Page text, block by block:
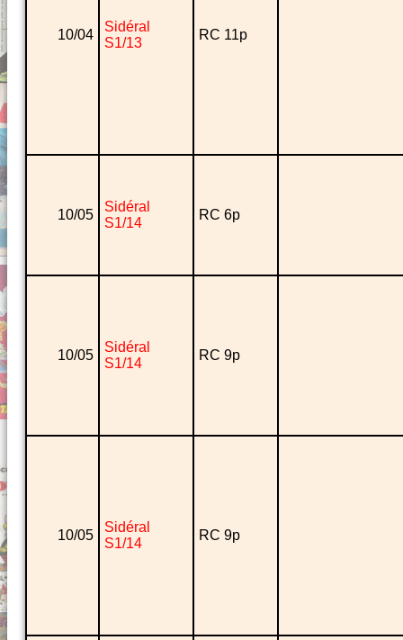
10/04
Sidéral
S1/13
RC 11p
10/05
Sidéral
S1/14
RC 6p
10/05
Sidéral
S1/14
RC 9p
10/05
Sidéral
S1/14
RC 9p